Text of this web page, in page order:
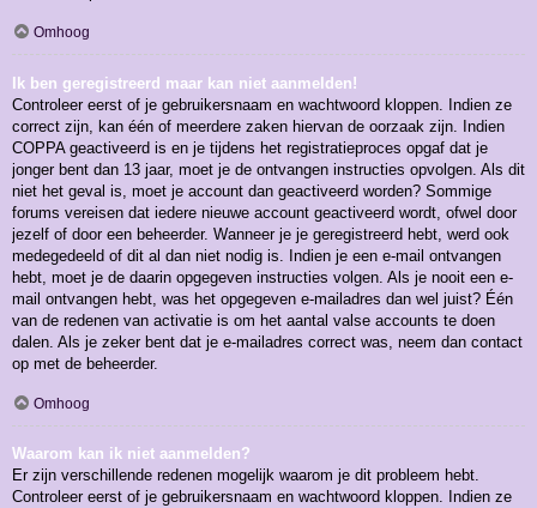
Omhoog
Ik ben geregistreerd maar kan niet aanmelden!
Controleer eerst of je gebruikersnaam en wachtwoord kloppen. Indien ze
correct zijn, kan één of meerdere zaken hiervan de oorzaak zijn. Indien
COPPA geactiveerd is en je tijdens het registratieproces opgaf dat je
jonger bent dan 13 jaar, moet je de ontvangen instructies opvolgen. Als dit
niet het geval is, moet je account dan geactiveerd worden? Sommige
forums vereisen dat iedere nieuwe account geactiveerd wordt, ofwel door
jezelf of door een beheerder. Wanneer je je geregistreerd hebt, werd ook
medegedeeld of dit al dan niet nodig is. Indien je een e-mail ontvangen
hebt, moet je de daarin opgegeven instructies volgen. Als je nooit een e-
mail ontvangen hebt, was het opgegeven e-mailadres dan wel juist? Één
van de redenen van activatie is om het aantal valse accounts te doen
dalen. Als je zeker bent dat je e-mailadres correct was, neem dan contact
op met de beheerder.
Omhoog
Waarom kan ik niet aanmelden?
Er zijn verschillende redenen mogelijk waarom je dit probleem hebt.
Controleer eerst of je gebruikersnaam en wachtwoord kloppen. Indien ze